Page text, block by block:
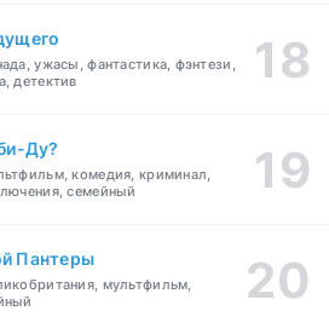
ужасы, фантастика, фэнтези,
детектив
Ду?
комедия, криминал,
семейный
Пантеры
мультфильм,